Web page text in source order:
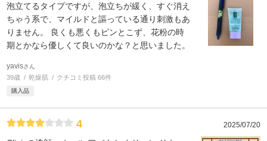
泡立てるタイプですが、泡立ちが緩く、すぐ消え
ちゃう系で、マイルドと謳っている通り刺激もあ
りません。 良くも悪くもピンとこず、花粉の時
期とかなら優しくて良いのかな？と思いました。
yavisさん
39歳 乾燥肌 クチコミ投稿 66件
購入品
4 2025/07/20